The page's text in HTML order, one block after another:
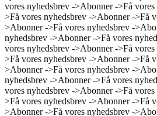
vores nyhedsbrev ->Abonner ->Få
>Få vores nyhedsbrev ->Abonner ->Få
>Abonner ->Få vores nyhedsbrev ->
nyhedsbrev ->Abonner ->Få vores
vores nyhedsbrev ->Abonner ->Få
>Få vores nyhedsbrev ->Abonner ->Få
>Abonner ->Få vores nyhedsbrev ->
nyhedsbrev ->Abonner ->Få vores
vores nyhedsbrev ->Abonner ->Få
>Få vores nyhedsbrev ->Abonner ->Få
>Abonner ->Få vores nyhedsbrev ->